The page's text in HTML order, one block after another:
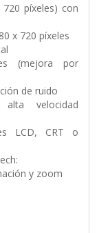
píxeles) con
x 720 píxeles
(mejora por
de ruido
velocidad
LCD, CRT o
y zoom